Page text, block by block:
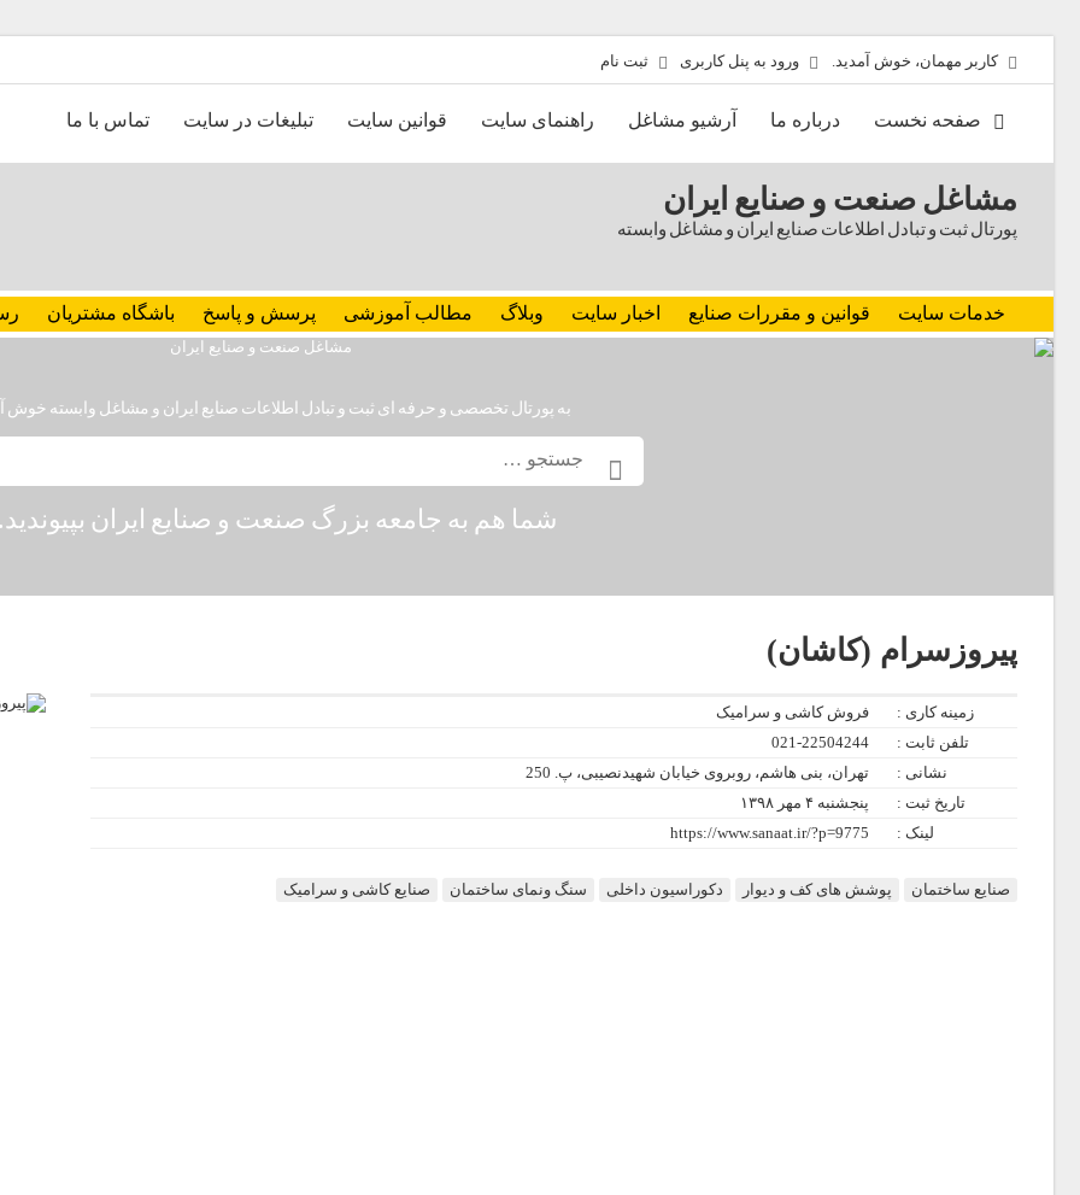
کاربر مهمان، خوش آمدید. ورود به پنل کاربری ثبت نام
صفحه نخست درباره ما آرشیو مشاغل راهنمای سایت قوانین سایت تبلیغات در سایت تماس با ما
مشاغل صنعت و صنایع ایران
پورتال ثبت و تبادل اطلاعات صنایع ایران و مشاغل وابسته
خدمات سایت قوانین و مقررات صنایع اخبار سایت وبلاگ مطالب آموزشی پرسش و پاسخ باشگاه مشتریان
به پورتال تخصصی و حرفه ای ثبت و تبادل اطلاعات صنایع ایران و مشاغل وابسته خوش
شما هم به جامعه بزرگ صنعت و صنایع ایران
پیروزسرام (کاشان)
زمینه کاری :
فروش کاشی و سرامیک
تلفن ثابت :
021-22504244
نشانی :
تهران، بنی هاشم، روبروی خیابان شهیدنصیبی، پ. 250
تاریخ ثبت :
پنجشنبه ۴ مهر ۱۳۹۸
لینک :
https://www.sanaat.ir/?p=9775
صنایع ساختمان پوشش های کف و دیوار دکوراسیون داخلی سنگ ونمای ساختمان صنایع کاشی و سرامیک